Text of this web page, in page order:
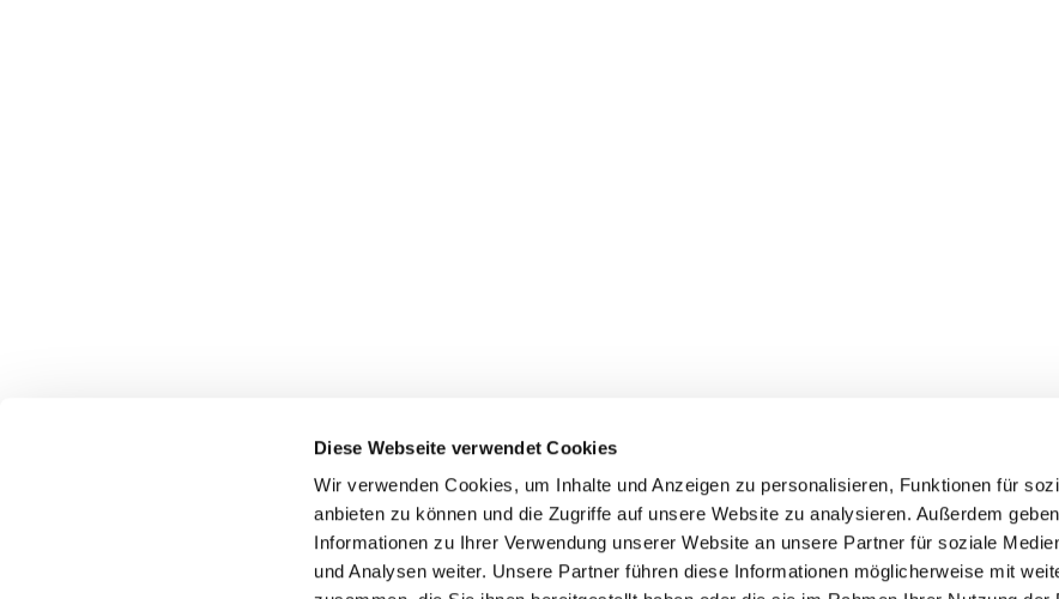
Diese Webseite verwendet Cookies
Wir verwenden Cookies, um Inhalte und Anzeigen zu personalisieren, Funktionen für
anbieten zu können und die Zugriffe auf unsere Website zu analysieren. Außerdem
Informationen zu Ihrer Verwendung unserer Website an unsere Partner für soziale
und Analysen weiter. Unsere Partner führen diese Informationen möglicherweise mit